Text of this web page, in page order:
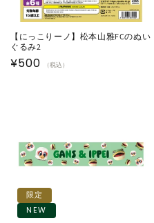
【にっこりーノ】松本山雅FCのぬい
ぐるみ2
通
¥500 （税込）
限定
NEW